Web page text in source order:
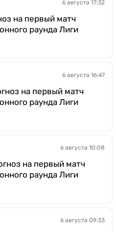
6 августа 17:32
на первый матч
раунда Лиги
6 августа 16:47
на первый матч
раунда Лиги
6 августа 10:08
на первый матч
раунда Лиги
6 августа 09:33